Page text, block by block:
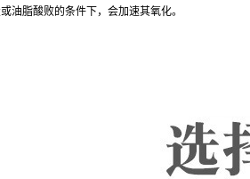
油脂酸败的条件下，会加速其氧化。